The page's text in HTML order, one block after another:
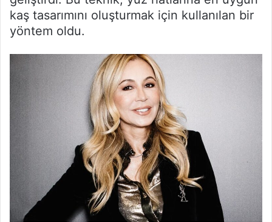
kaş tasarımını oluşturmak için kullanılan bir
yöntem oldu.